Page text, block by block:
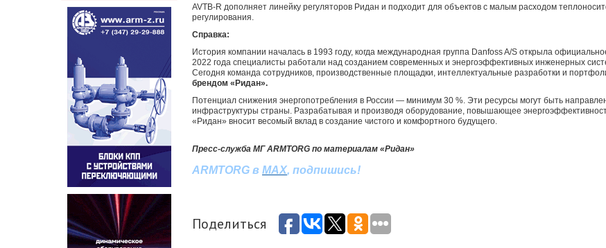
AVTB-R дополняет линейку регуляторов Ридан и подходит для объектов с малым расходом
регулирования.
Справка:
История компании началась в 1993 году, когда международная группа Danfoss A/S открыла
2022 года специалисты работали над созданием современных и энергоэффективных инженерных
Сегодня команда сотрудников, производственные площадки, интеллектуальные разработки и
брендом «Ридан».
Потенциал снижения энергопотребления в России — минимум 30 %. Эти ресурсы могут быть
инфраструктуры страны. Разрабатывая и производя оборудование, повышающее
«Ридан» вносит весомый вклад в создание чистого и комфортного будущего.
Пресс-служба МГ ARMTORG по материалам «Ридан»
ARMTORG в MAX, подпишись!
Поделиться